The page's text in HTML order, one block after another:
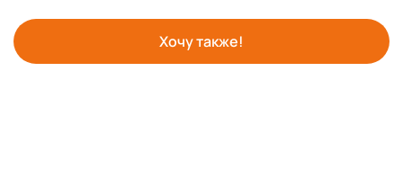
Хочу также!